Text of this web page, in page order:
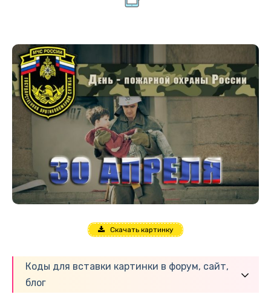
Скачать картинку
Коды для вставки картинки в форум, сайт,
блог